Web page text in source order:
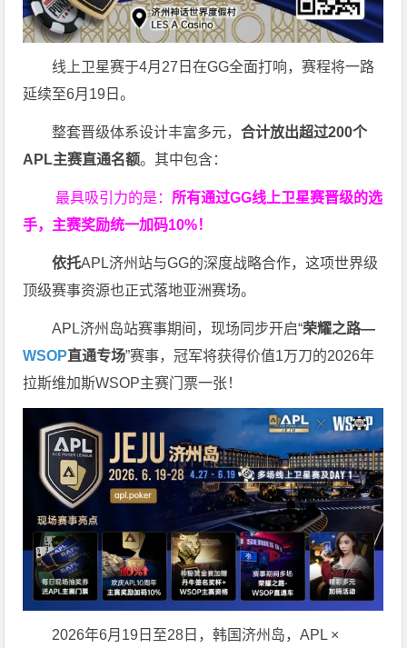
线上卫星赛于4月27日在GG全面打响，赛程将一路
延续至6月19日。
整套晋级体系设计丰富多元，合计放出超过200个
APL主赛直通名额。其中包含：
最具吸引力的是： 所有通过GG线上卫星赛晋级的选
手，主赛奖励统一加码10%！
依托APL济州站与GG的深度战略合作，这项世界级
顶级赛事资源也正式落地亚洲赛场。
APL济州岛站赛事期间，现场同步开启“荣耀之路—
WSOP直通专场”赛事，冠军将获得价值1万刀的2026年
拉斯维加斯WSOP主赛门票一张！
2026年6月19日至28日，韩国济州岛，APL ×